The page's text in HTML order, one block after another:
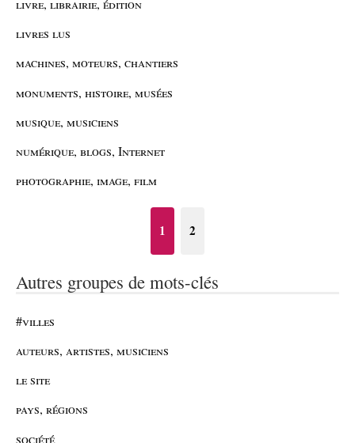
livre, librairie, édition
livres lus
machines, moteurs, chantiers
monuments, histoire, musées
musique, musiciens
numérique, blogs, Internet
photographie, image, film
1 2
Autres groupes de mots-clés
#villes
auteurs, artistes, musiciens
le site
pays, régions
société